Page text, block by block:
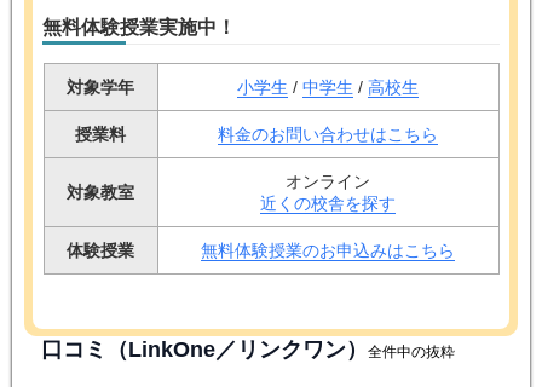
無料体験授業実施中！
対象学年 小学生 / 中学生 / 高校生
授業料 料金のお問い合わせはこちら
対象教室
オンライン
近くの校舎を探す
体験授業 無料体験授業のお申込みはこちら
口コミ（LinkOne／リンクワン） 全件中の抜粋